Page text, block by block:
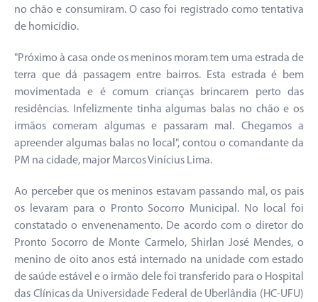
no chão e consumiram. O caso foi registrado como tentativa
de homicídio.
"Próximo à casa onde os meninos moram tem uma estrada de
terra que dá passagem entre bairros. Esta estrada é bem
movimentada e é comum crianças brincarem perto das
residências. Infelizmente tinha algumas balas no chão e os
irmãos comeram algumas e passaram mal. Chegamos a
apreender algumas balas no local", contou o comandante da
PM na cidade, major Marcos Vinícius Lima.
Ao perceber que os meninos estavam passando mal, os pais
os levaram para o Pronto Socorro Municipal. No local foi
constatado o envenenamento. De acordo com o diretor do
Pronto Socorro de Monte Carmelo, Shirlan José Mendes, o
menino de oito anos está internado na unidade com estado
de saúde estável e o irmão dele foi transferido para o Hospital
das Clínicas da Universidade Federal de Uberlândia (HC-UFU)